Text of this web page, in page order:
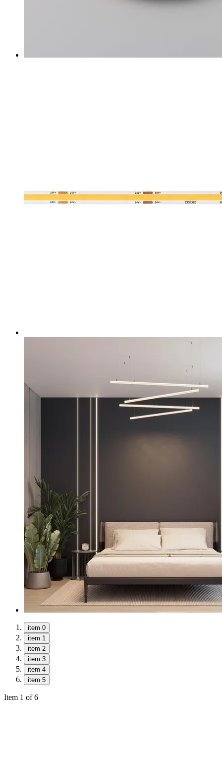
item 0
item 1
item 2
item 3
item 4
item 5
Item 1 of 6